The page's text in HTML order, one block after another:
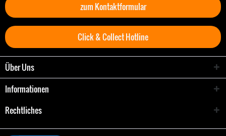
zum Kontaktformular
Click & Collect Hotline
Über Uns
Informationen
Rechtliches